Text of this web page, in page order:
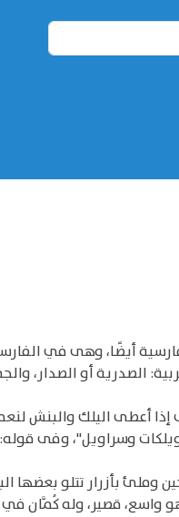
أيضًا، وهى في
أعطى اليلك والبنش
وسراويل"، وفى
بأزرار تتلو بعضها
أخرى للمماليك، وهو واسع،